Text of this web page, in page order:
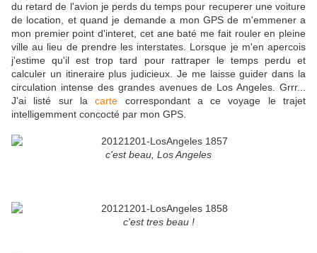
du retard de l'avion je perds du temps pour recuperer une voiture
de location, et quand je demande a mon GPS de m'emmener a
mon premier point d'interet, cet ane baté me fait rouler en pleine
ville au lieu de prendre les interstates. Lorsque je m'en apercois
j'estime qu'il est trop tard pour rattraper le temps perdu et
calculer un itineraire plus judicieux. Je me laisse guider dans la
circulation intense des grandes avenues de Los Angeles. Grrr...
J'ai listé sur lacarte correspondant a ce voyage le trajet
intelligemment concocté par mon GPS.
c'est beau, Los Angeles
c'est tres beau !